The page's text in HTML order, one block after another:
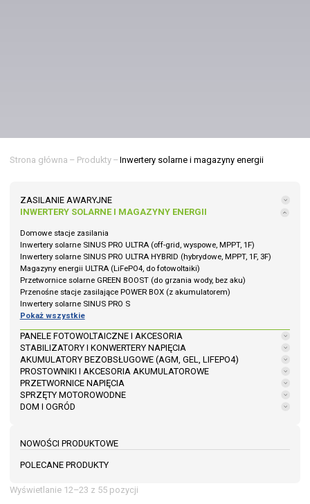
Strona główna – Produkty – Inwertery solarne i magazyny energii
ZASILANIE AWARYJNE
INWERTERY SOLARNE I MAGAZYNY ENERGII
Domowe stacje zasilania
Inwertery solarne SINUS PRO ULTRA (off-grid, wyspowe, MPPT, 1F)
Inwertery solarne SINUS PRO ULTRA HYBRID (hybrydowe, MPPT, 1F, 3F)
Magazyny energii ULTRA (LiFePO4, do fotowoltaiki)
Przetwornice solarne GREEN BOOST (do grzania wody, bez aku)
Przenośne stacje zasilające POWER BOX (z akumulatorem)
Inwertery solarne SINUS PRO S
Pokaż wszystkie
PANELE FOTOWOLTAICZNE I AKCESORIA
STABILIZATORY I KONWERTERY NAPIĘCIA
AKUMULATORY BEZOBSŁUGOWE (AGM, GEL, LIFEPO4)
PROSTOWNIKI I AKCESORIA AKUMULATOROWE
PRZETWORNICE NAPIĘCIA
SPRZĘTY MOTOROWODNE
DOM I OGRÓD
NOWOŚCI PRODUKTOWE
POLECANE PRODUKTY
Wyświetlanie 12–23 z 55 pozycji